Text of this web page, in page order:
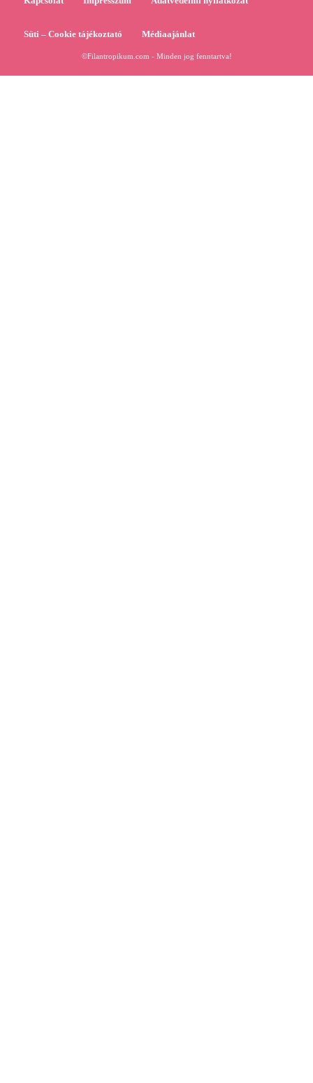
Süti – Cookie tájékoztató Médiaajánlat
©Filantropikum.com - Minden jog fenntartva!